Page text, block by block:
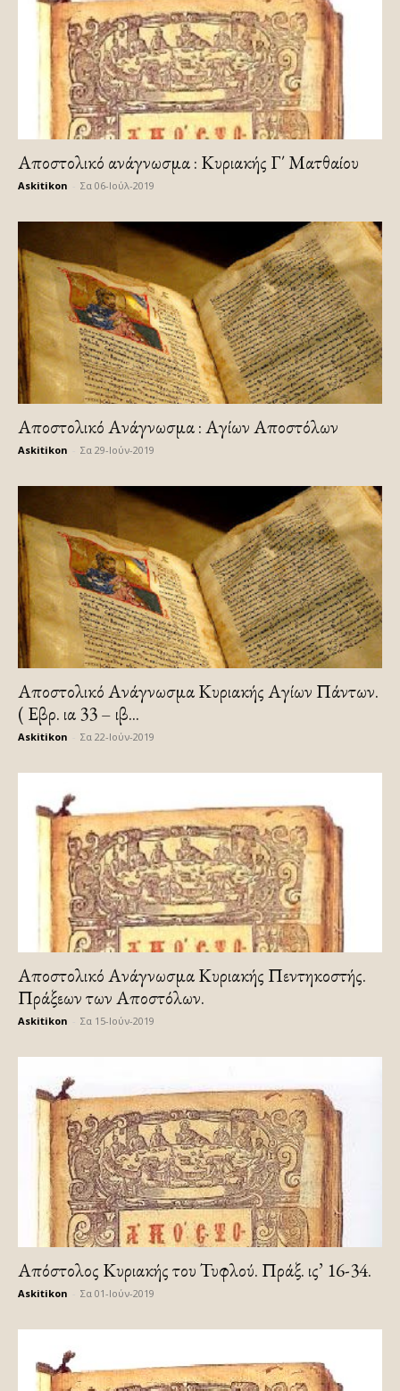
Αποστολικό ανάγνωσμα : Κυριακής Γ΄ Ματθαίου
Askitikon Σα 06-Ιούλ-2019
Αποστολικό Ανάγνωσμα : Αγίων Αποστόλων
Askitikon Σα 29-Ιούν-2019
Αποστολικό Ανάγνωσμα Κυριακής Αγίων Πάντων.
( Εβρ. ια 33 – ιβ...
Askitikon Σα 22-Ιούν-2019
Αποστολικό Ανάγνωσμα Κυριακής Πεντηκοστής.
Πράξεων των Αποστόλων.
Askitikon Σα 15-Ιούν-2019
Απόστολος Κυριακής του Τυφλού. Πράξ. ις’ 16-34.
Askitikon Σα 01-Ιούν-2019